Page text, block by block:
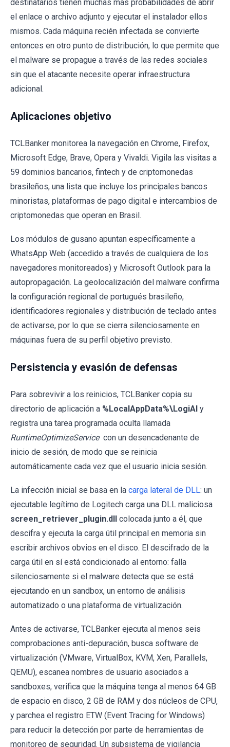
destinatarios tienen muchas más probabilidades de abrir
el enlace o archivo adjunto y ejecutar el instalador ellos
mismos. Cada máquina recién infectada se convierte
entonces en otro punto de distribución, lo que permite que
el malware se propague a través de las redes sociales
sin que el atacante necesite operar infraestructura
adicional.
Aplicaciones objetivo
TCLBanker monitorea la navegación en Chrome, Firefox,
Microsoft Edge, Brave, Opera y Vivaldi. Vigila las visitas a
59 dominios bancarios, fintech y de criptomonedas
brasileños, una lista que incluye los principales bancos
minoristas, plataformas de pago digital e intercambios de
criptomonedas que operan en Brasil.
Los módulos de gusano apuntan específicamente a
WhatsApp Web (accedido a través de cualquiera de los
navegadores monitoreados) y Microsoft Outlook para la
autopropagación. La geolocalización del malware confirma
la configuración regional de portugués brasileño,
identificadores regionales y distribución de teclado antes
de activarse, por lo que se cierra silenciosamente en
máquinas fuera de su perfil objetivo previsto.
Persistencia y evasión de defensas
Para sobrevivir a los reinicios, TCLBanker copia su
directorio de aplicación a %LocalAppData%\LogiAI y
registra una tarea programada oculta llamada
RuntimeOptimizeService con un desencadenante de
inicio de sesión, de modo que se reinicia
automáticamente cada vez que el usuario inicia sesión.
La infección inicial se basa en la carga lateral de DLL: un
ejecutable legítimo de Logitech carga una DLL maliciosa
screen_retriever_plugin.dll colocada junto a él, que
descifra y ejecuta la carga útil principal en memoria sin
escribir archivos obvios en el disco. El descifrado de la
carga útil en sí está condicionado al entorno: falla
silenciosamente si el malware detecta que se está
ejecutando en un sandbox, un entorno de análisis
automatizado o una plataforma de virtualización.
Antes de activarse, TCLBanker ejecuta al menos seis
comprobaciones anti-depuración, busca software de
virtualización (VMware, VirtualBox, KVM, Xen, Parallels,
QEMU), escanea nombres de usuario asociados a
sandboxes, verifica que la máquina tenga al menos 64 GB
de espacio en disco, 2 GB de RAM y dos núcleos de CPU,
y parchea el registro ETW (Event Tracing for Windows)
para reducir la detección por parte de herramientas de
monitoreo de seguridad. Un subsistema de vigilancia